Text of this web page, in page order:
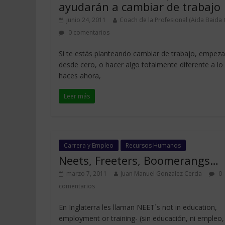
ayudarán a cambiar de trabajo
junio 24, 2011
Coach de la Profesional (Aida Baida
0 comentarios
Si te estás planteando cambiar de trabajo,
desde cero, o hacer algo totalmente diferente a lo
haces ahora,
Leer más
Carrera y Empleo Recursos Humanos
Neets, Freeters, Boomerangs…
marzo 7, 2011 Juan Manuel Gonzalez Cerda
0
comentarios
En Inglaterra les llaman NEET´s not in education,
employment or training- (sin educación, ni empleo,